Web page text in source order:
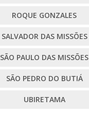
ROQUE GONZALES
SALVADOR DAS MISSÕES
SÃO PAULO DAS MISSÕES
SÃO PEDRO DO BUTIÁ
UBIRETAMA